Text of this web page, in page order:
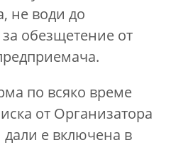
не води до
обезщетение от
по всяко време
от Организатора
дали е включена в